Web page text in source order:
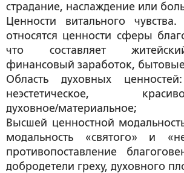
страдание, наслаждение или
Ценности витального
относятся ценности сферы
что составляет
финансовый заработок,
Область духовных ценностей:
неэстетическое, красивое/
духовное/материальное;
Высшей ценностной
модальность «святого» и
противопоставление
добродетели греху, духовного